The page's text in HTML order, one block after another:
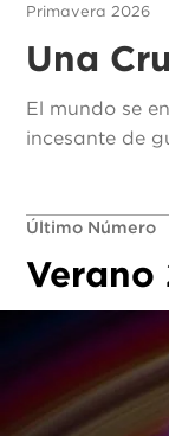
Primavera 2026
Una
El mundo se
incesante de
Último Número
Verano